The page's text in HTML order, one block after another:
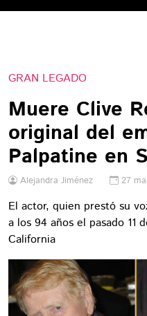
GRAN LEGADO
Muere Clive
original del
Palpatine en
Alejandra Jiménez 27
El actor, quien prestó su
a los 94 años el pasado 11
California